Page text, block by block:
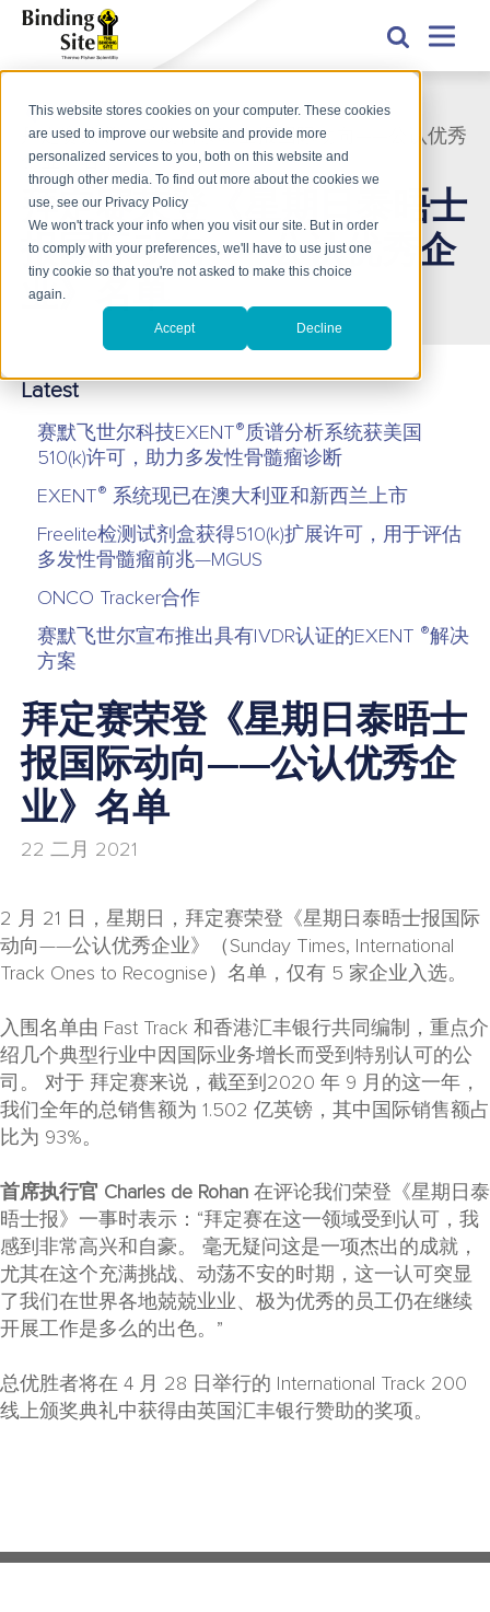
This website stores cookies on your computer. These cookies
are used to improve our website and provide more
personalized services to you, both on this website and
through other media. To find out more about the cookies we
use, see our Privacy Policy
We won't track your info when you visit our site. But in order
to comply with your preferences, we'll have to use just one
tiny cookie so that you're not asked to make this choice
again.
Accept Decline
拜定赛荣登《星期日泰晤士报国际动向——公认优秀
企业》名单
拜定赛荣登《星期日泰晤士
报国际动向——公认优秀企
业》名单
Latest
赛默飞世尔科技EXENT®质谱分析系统获美国
510(k)许可，助力多发性骨髓瘤诊断
EXENT® 系统现已在澳大利亚和新西兰上市
Freelite检测试剂盒获得510(k)扩展许可，用于评估
多发性骨髓瘤前兆—MGUS
ONCO Tracker合作
赛默飞世尔宣布推出具有IVDR认证的EXENT ®解决
方案
拜定赛荣登《星期日泰晤士
报国际动向——公认优秀企
业》名单
22 二月 2021
2 月 21 日，星期日，拜定赛荣登《星期日泰晤士报国际
动向——公认优秀企业》（Sunday Times, International
Track Ones to Recognise）名单，仅有 5 家企业入选。
入围名单由 Fast Track 和香港汇丰银行共同编制，重点介
绍几个典型行业中因国际业务增长而受到特别认可的公
司。 对于 拜定赛来说，截至到2020 年 9 月的这一年，
我们全年的总销售额为 1.502 亿英镑，其中国际销售额占
比为 93%。
首席执行官 Charles de Rohan 在评论我们荣登《星期日泰
晤士报》一事时表示：“拜定赛在这一领域受到认可，我
感到非常高兴和自豪。 毫无疑问这是一项杰出的成就，
尤其在这个充满挑战、动荡不安的时期，这一认可突显
了我们在世界各地兢兢业业、极为优秀的员工仍在继续
开展工作是多么的出色。”
总优胜者将在 4 月 28 日举行的 International Track 200
线上颁奖典礼中获得由英国汇丰银行赞助的奖项。